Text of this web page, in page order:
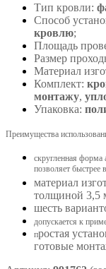
Тип кровли:
Способ
кровлю;
Площадь
Размер
Материал
Комплект:
монтажу,
Упаковка:
Преимущества
скругленная форма
позволяет быстрее
материал
толщиной 3,5
шесть
допускается к
простая
готовые